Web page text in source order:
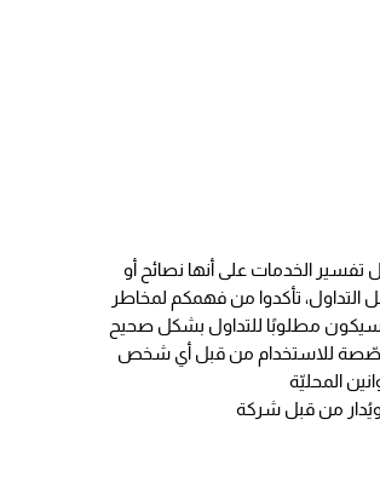
تفسير الخدمات على أنها نصائح أو
التداول، تأكدوا من فهمكم لمخاطر
مخصّصة للاستخدام من قبل أي شخص